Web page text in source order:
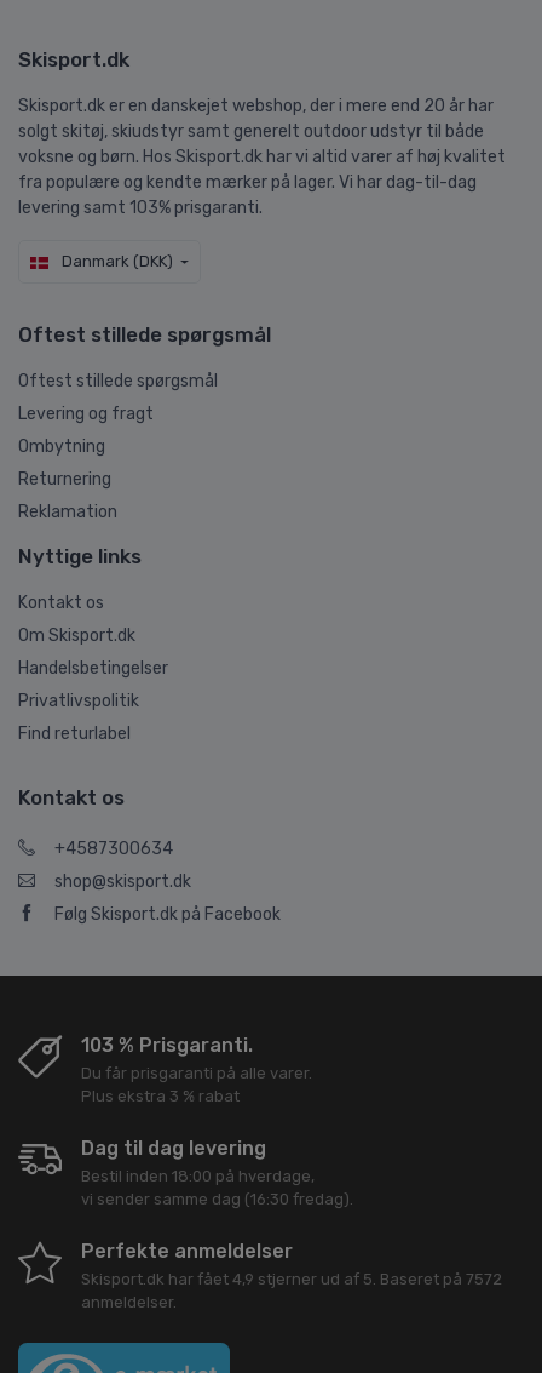
Skisport.dk
Skisport.dk er en danskejet webshop, der i mere end 20 år har
solgt skitøj, skiudstyr samt generelt outdoor udstyr til både
voksne og børn. Hos Skisport.dk har vi altid varer af høj kvalitet
fra populære og kendte mærker på lager. Vi har dag-til-dag
levering samt 103% prisgaranti.
Danmark (DKK)
Oftest stillede spørgsmål
Oftest stillede spørgsmål
Levering og fragt
Ombytning
Returnering
Reklamation
Nyttige links
Kontakt os
Om Skisport.dk
Handelsbetingelser
Privatlivspolitik
Find returlabel
Kontakt os
+4587300634
shop@skisport.dk
Følg Skisport.dk på Facebook
103 % Prisgaranti.
Du får prisgaranti på alle varer.
Plus ekstra 3 % rabat
Dag til dag levering
Bestil inden 18:00 på hverdage,
vi sender samme dag (16:30 fredag).
Perfekte anmeldelser
Skisport.dk har fået 4,9 stjerner ud af 5. Baseret på 7572
anmeldelser.